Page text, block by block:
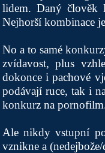
lidem. Daný člověk
Nejhorší kombinace
No a to samé
zvídavost, plus
dokonce i pachové
podávají ruce, tak i
konkurz na
Ale nikdy vstupní
vznikne a